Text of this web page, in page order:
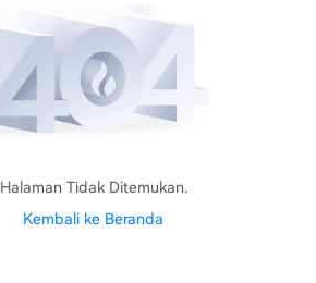
Halaman Tidak Ditemukan.
Kembali ke Beranda